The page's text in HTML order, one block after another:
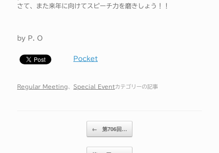
さて、また来年に向けてスピーチ力を磨きしょう！！
by P. O
Pocket
Regular Meeting、 Special Eventカテゴリーの記事
← 第706回…